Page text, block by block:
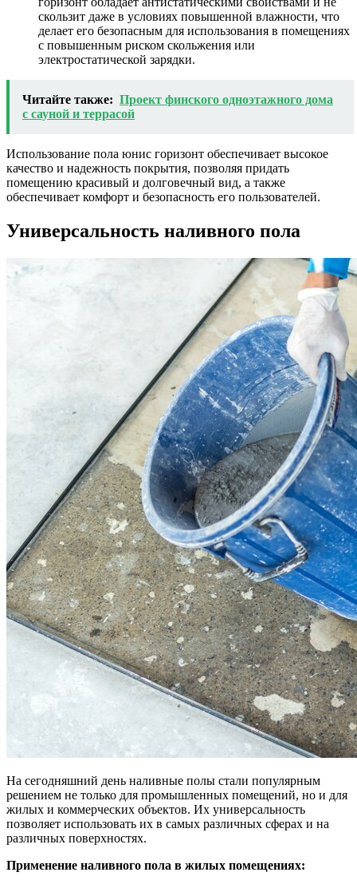
скользит даже в условиях повышенной влажности, что
делает его безопасным для использования в помещениях
с повышенным риском скольжения или
электростатической зарядки.
Читайте также: Проект финского одноэтажного дома
с сауной и террасой
Использование пола юнис горизонт обеспечивает высокое
качество и надежность покрытия, позволяя придать
помещению красивый и долговечный вид, а также
обеспечивает комфорт и безопасность его пользователей.
Универсальность наливного пола
На сегодняшний день наливные полы стали популярным
решением не только для промышленных помещений, но и для
жилых и коммерческих объектов. Их универсальность
позволяет использовать их в самых различных сферах и на
различных поверхностях.
Применение наливного пола в жилых помещениях: